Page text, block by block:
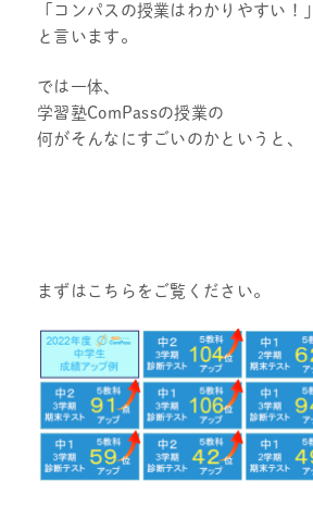
「コンパスの授業はわかりやすい！」
と言います。
では一体、
学習塾ComPassの授業の
何がそんなにすごいのかというと、
まずはこちらをご覧ください。